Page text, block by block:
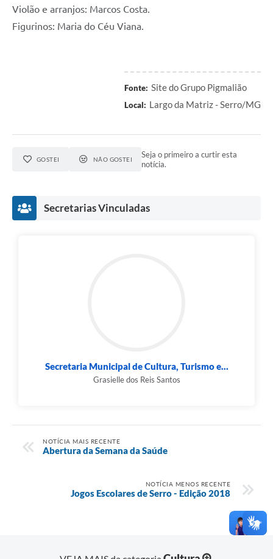
Violão e arranjos: Marcos Costa.
Figurinos: Maria do Céu Viana.
Fonte: Site do Grupo Pigmalião
Local: Largo da Matriz - Serro/MG
GOSTEI NÃO GOSTEI
Seja o primeiro a curtir esta
notícia.
Secretarias Vinculadas
Secretaria Municipal de Cultura, Turismo e...
Grasielle dos Reis Santos
NOTÍCIA MAIS RECENTE
Abertura da Semana da Saúde
NOTÍCIA MENOS RECENTE
Jogos Escolares de Serro - Edição 2018